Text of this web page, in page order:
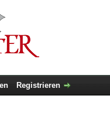
Registrieren